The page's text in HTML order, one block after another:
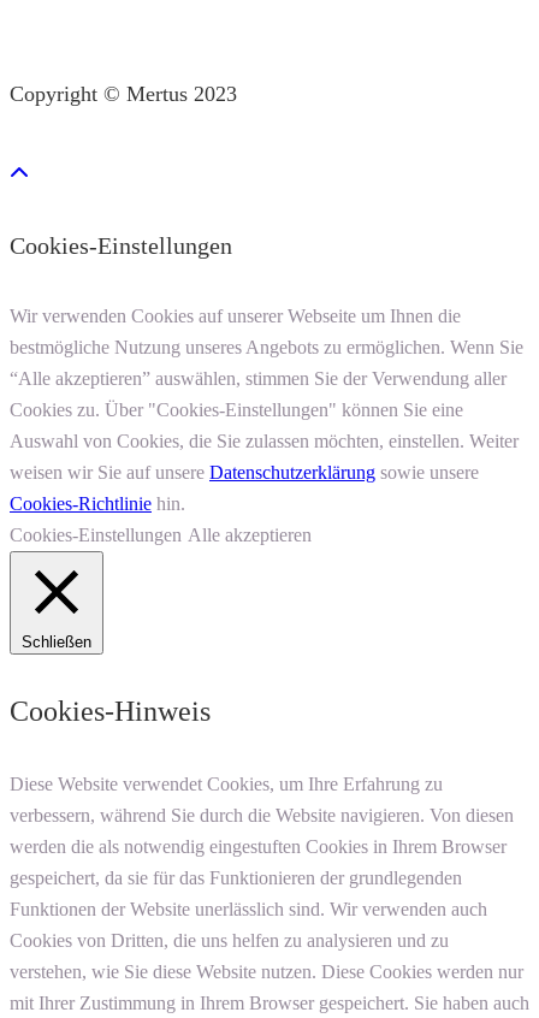
Copyright © Mertus 2023
Cookies-Einstellungen
Wir verwenden Cookies auf unserer Webseite um Ihnen die
bestmögliche Nutzung unseres Angebots zu ermöglichen. Wenn Sie
“Alle akzeptieren” auswählen, stimmen Sie der Verwendung aller
Cookies zu. Über "Cookies-Einstellungen" können Sie eine
Auswahl von Cookies, die Sie zulassen möchten, einstellen. Weiter
weisen wir Sie auf unsere Datenschutzerklärung sowie unsere
Cookies-Richtlinie hin.
Cookies-Einstellungen Alle akzeptieren
Schließen
Cookies-Hinweis
Diese Website verwendet Cookies, um Ihre Erfahrung zu
verbessern, während Sie durch die Website navigieren. Von diesen
werden die als notwendig eingestuften Cookies in Ihrem Browser
gespeichert, da sie für das Funktionieren der grundlegenden
Funktionen der Website unerlässlich sind. Wir verwenden auch
Cookies von Dritten, die uns helfen zu analysieren und zu
verstehen, wie Sie diese Website nutzen. Diese Cookies werden nur
mit Ihrer Zustimmung in Ihrem Browser gespeichert. Sie haben auch